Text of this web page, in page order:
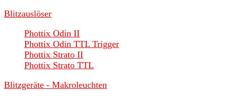
Blitzauslöser
Phottix Odin II
Phottix Odin TTL Trigger
Phottix Strato II
Phottix Strato TTL
Blitzgeräte - Makroleuchten